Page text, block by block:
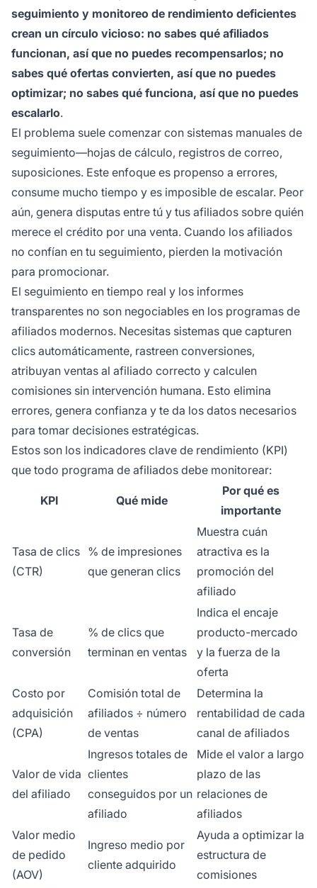
seguimiento y monitoreo de rendimiento deficientes
crean un círculo vicioso: no sabes qué afiliados
funcionan, así que no puedes recompensarlos; no
sabes qué ofertas convierten, así que no puedes
optimizar; no sabes qué funciona, así que no puedes
escalarlo.
El problema suele comenzar con sistemas manuales de
seguimiento—hojas de cálculo, registros de correo,
suposiciones. Este enfoque es propenso a errores,
consume mucho tiempo y es imposible de escalar. Peor
aún, genera disputas entre tú y tus afiliados sobre quién
merece el crédito por una venta. Cuando los afiliados
no confían en tu seguimiento, pierden la motivación
para promocionar.
El seguimiento en tiempo real y los informes
transparentes no son negociables en los programas de
afiliados modernos. Necesitas sistemas que capturen
clics automáticamente, rastreen conversiones,
atribuyan ventas al afiliado correcto y calculen
comisiones sin intervención humana. Esto elimina
errores, genera confianza y te da los datos necesarios
para tomar decisiones estratégicas.
Estos son los indicadores clave de rendimiento (KPI)
que todo programa de afiliados debe monitorear:
KPI Qué mide
Por qué es
importante
Tasa de clics
(CTR)
% de impresiones
que generan clics
Muestra cuán
atractiva es la
promoción del
afiliado
Tasa de
conversión
% de clics que
terminan en ventas
Indica el encaje
producto-mercado
y la fuerza de la
oferta
Costo por
adquisición
(CPA)
Comisión total de
afiliados ÷ número
de ventas
Determina la
rentabilidad de cada
canal de afiliados
Valor de vida
del afiliado
Ingresos totales de
clientes
conseguidos por un
afiliado
Mide el valor a largo
plazo de las
relaciones de
afiliados
Valor medio
de pedido
(AOV)
Ingreso medio por
cliente adquirido
Ayuda a optimizar la
estructura de
comisiones